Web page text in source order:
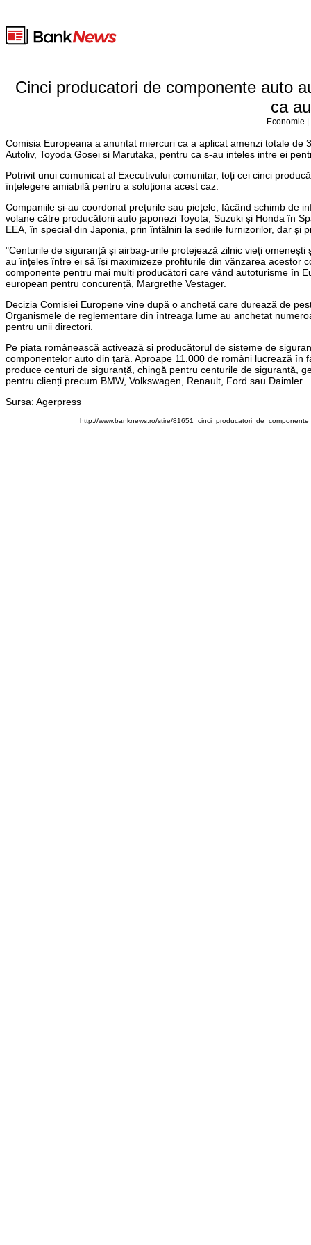
Cinci producatori de componente auto
ca
Economie
Comisia Europeana a anuntat miercuri ca a aplicat amenzi totale
Autoliv, Toyoda Gosei si Marutaka, pentru ca s-au inteles intre ei
Potrivit unui comunicat al Executivului comunitar, toți cei cinci
înțelegere amiabilă pentru a soluționa acest caz.
Companiile și-au coordonat prețurile sau piețele, făcând schimb de
volane către producătorii auto japonezi Toyota, Suzuki și Honda în
EEA, în special din Japonia, prin întâlniri la sediile furnizorilor, dar și
"Centurile de siguranță și airbag-urile protejează zilnic vieți
au înțeles între ei să își maximizeze profiturile din vânzarea acestor
componente pentru mai mulți producători care vând autoturisme în
european pentru concurență, Margrethe Vestager.
Decizia Comisiei Europene vine după o anchetă care durează de
Organismele de reglementare din întreaga lume au anchetat
pentru unii directori.
Pe piața românească activează și producătorul de sisteme de
componentelor auto din țară. Aproape 11.000 de români lucrează în
produce centuri de siguranță, chingă pentru centurile de siguranță,
pentru clienți precum BMW, Volkswagen, Renault, Ford sau Daimler.
Sursa: Agerpress
http://www.banknews.ro/stire/